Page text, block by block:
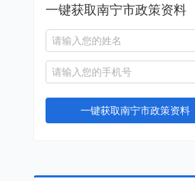
一键获取南宁市政策资料
一键获取南宁市政策资料